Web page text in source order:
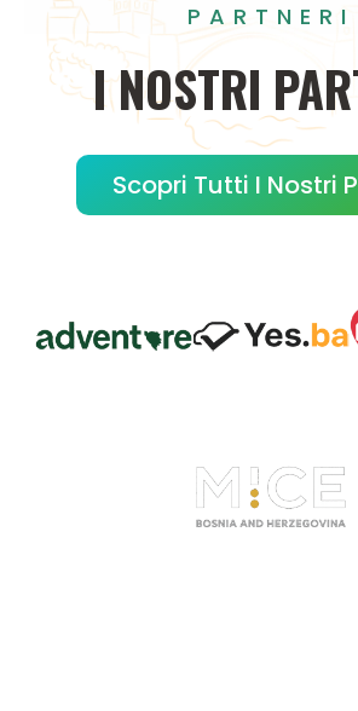
PARTNERI
INOSTRI
Scopri Tutti I Nostri